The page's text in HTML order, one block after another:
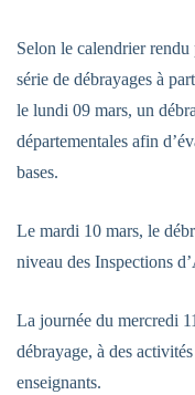
Selon le calendrier
série de débrayages à
le lundi 09 mars, un
départementales afin
bases.
Le mardi 10 mars, le
niveau des Inspections
La journée du mercredi
débrayage, à des
enseignants.